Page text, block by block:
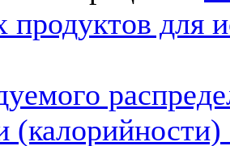
для
(калорийности)